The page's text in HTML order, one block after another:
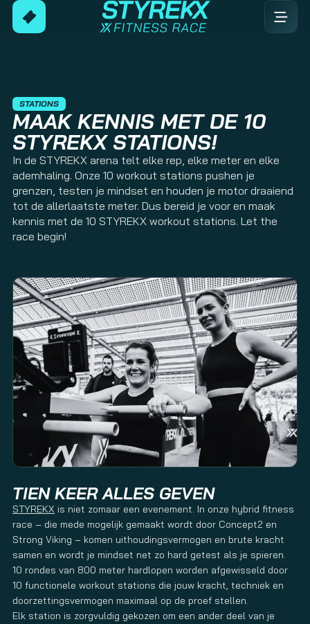
STATIONS
MAAK KENNIS MET DE 10
STYREKX STATIONS!
In de STYREKX arena telt elke rep, elke meter en elke
ademhaling. Onze 10 workout stations pushen je
grenzen, testen je mindset en houden je motor draaiend
tot de allerlaatste meter. Dus bereid je voor en maak
kennis met de 10 STYREKX workout stations. Let the
race begin!
TIEN KEER ALLES GEVEN
STYREKX is niet zomaar een evenement. In onze hybrid fitness
race – die mede mogelijk gemaakt wordt door Concept2 en
Strong Viking – komen uithoudingsvermogen en brute kracht
samen en wordt je mindset net zo hard getest als je spieren.
10 rondes van 800 meter hardlopen worden afgewisseld door
10 functionele workout stations die jouw kracht, techniek en
doorzettingsvermogen maximaal op de proef stellen.
Elk station is zorgvuldig gekozen om een ander deel van je